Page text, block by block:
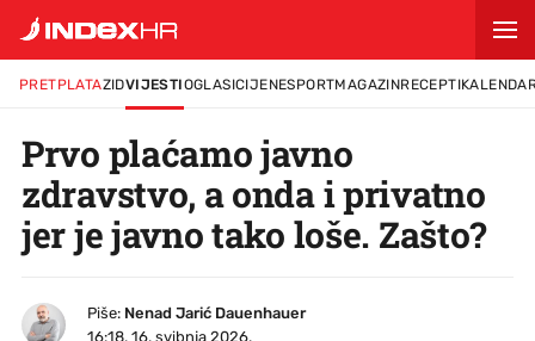
PRETPLATAZIDVIJESTIOGLASICIJENESPORTMAGAZINRECEPTI
Prvo plaćamo javno
zdravstvo, a onda i privatno
jer je javno tako loše. Zašto?
Piše: Nenad Jarić Dauenhauer
16:18, 16. svibnja 2026.